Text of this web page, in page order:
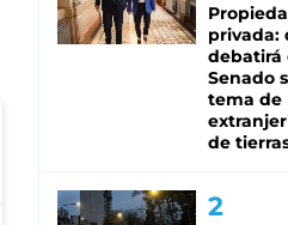
privada:
debatirá
Senado
tema de
de